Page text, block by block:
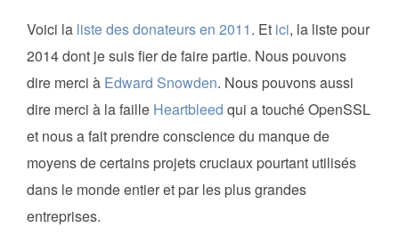
Voici la liste des donateurs en 2011. Et ici, la liste pour
2014 dont je suis fier de faire partie. Nous pouvons
dire merci à Edward Snowden. Nous pouvons aussi
dire merci à la faille Heartbleed qui a touché OpenSSL
et nous a fait prendre conscience du manque de
moyens de certains projets cruciaux pourtant utilisés
dans le monde entier et par les plus grandes
entreprises.